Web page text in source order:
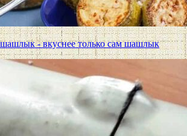
- вкуснее только сам шашлык